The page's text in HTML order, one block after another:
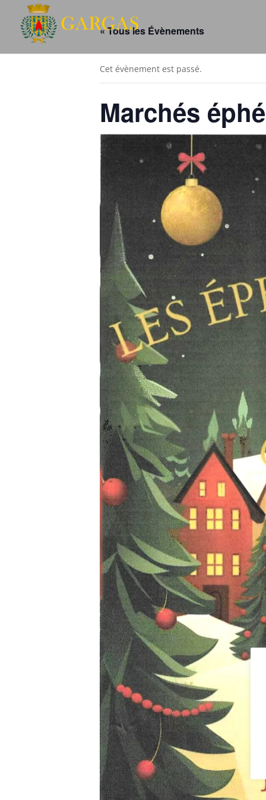
« Tous les Évènements
Cet évènement est passé.
Marchés